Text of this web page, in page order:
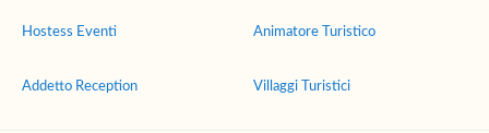
Hostess Eventi
Addetto Reception
Animatore Turistico
Villaggi Turistici